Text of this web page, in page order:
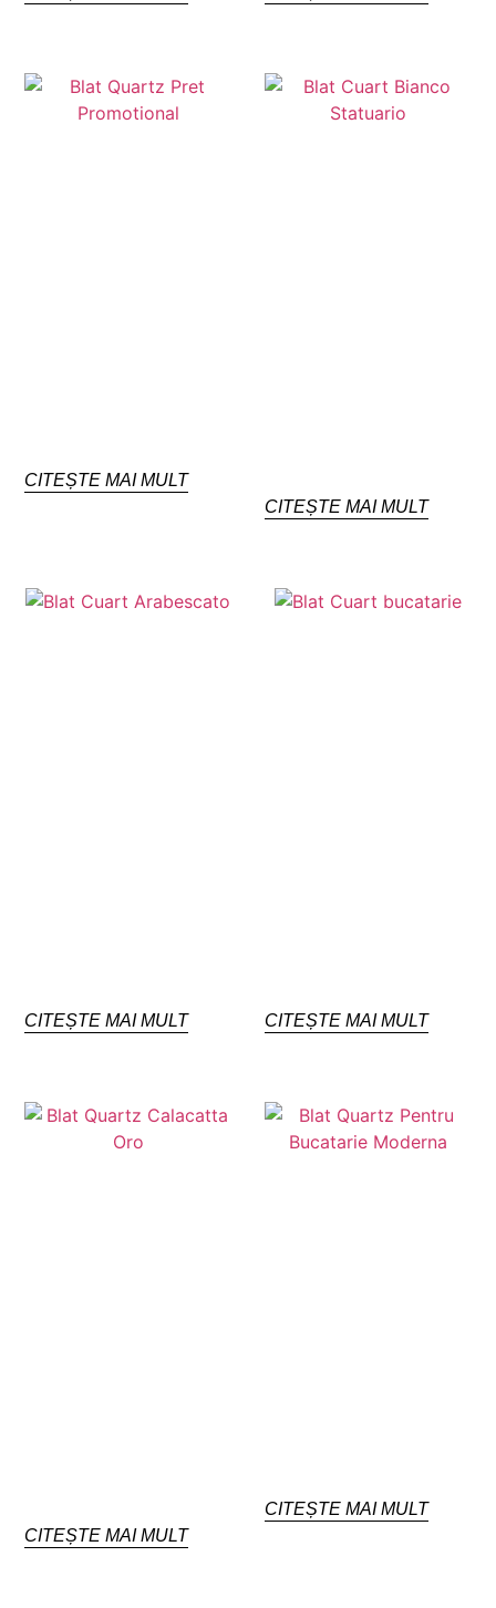
CITEȘTE MAI MULT
CITEȘTE MAI MULT
CITEȘTE MAI MULT CITEȘTE MAI MULT
CITEȘTE MAI MULT
CITEȘTE MAI MULT